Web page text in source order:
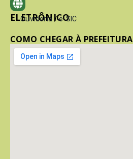
ELETRÔNICO
Ouvidoria / e-SIC
COMO CHEGAR À PREFEITURA